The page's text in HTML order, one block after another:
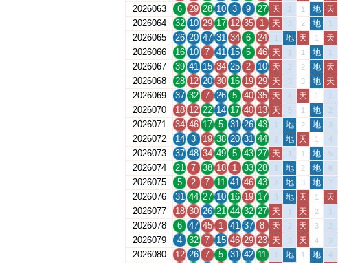
2026063
6 29 28 10 3 9 27 天 2 1 地 天
2026064
32 10 29 17 12 35 1 天 3 2 地 1
2026065
26 20 47 31 34 6 24 1 地 天 1 天
2026066
16 10 7 41 15 5 46 天 1 1 地 1
2026067
39 41 15 34 25 2 10 天 2 2 地 天
2026068
28 12 20 30 16 19 29 天 3 3 地 天
2026069
37 32 7 26 5 40 35 天 4 天 1 1
2026070
18 12 22 14 17 40 13 天 5 1 地 2
2026071
34 46 17 5 31 26 43 1 地 2 地 3
2026072
14 3 19 38 20 31 44 2 地 天 1 4
2026073
37 48 34 49 5 43 27 天 1 1 地 5
2026074
21 7 38 18 1 33 28 1 地 2 地 6
2026075
5 2 7 11 41 46 43 2 地 3 地 7
2026076
31 44 27 10 16 19 17 3 地 天 1 天
2026077
18 30 26 21 44 32 27 天 1 天 2 1
2026078
6 47 45 1 41 37 8 天 2 天 3 2
2026079
4 32 7 15 46 29 23 天 3 天 4 3
2026080
12 26 7 5 31 42 11 1 地 1 地 4